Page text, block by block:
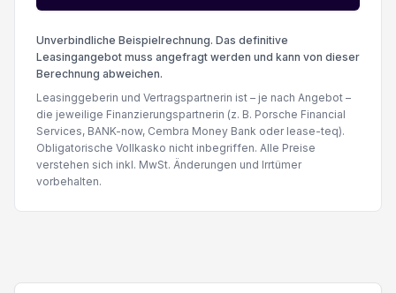
Unverbindliche Beispielrechnung. Das definitive
Leasingangebot muss angefragt werden und kann von dieser
Berechnung abweichen.
Leasinggeberin und Vertragspartnerin ist – je nach Angebot –
die jeweilige Finanzierungspartnerin (z. B. Porsche Financial
Services, BANK-now, Cembra Money Bank oder lease-teq).
Obligatorische Vollkasko nicht inbegriffen. Alle Preise
verstehen sich inkl. MwSt. Änderungen und Irrtümer
vorbehalten.